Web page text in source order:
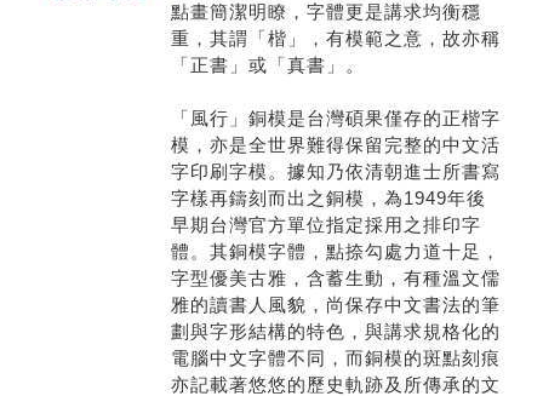
點畫簡潔明瞭，字體更是講求均衡穩
重，其謂「楷」，有模範之意，故亦稱
「正書」或「真書」。
「風行」銅模是台灣碩果僅存的正楷字
模，亦是全世界難得保留完整的中文活
字印刷字模。據知乃依清朝進士所書寫
字樣再鑄刻而出之銅模，為1949年後
早期台灣官方單位指定採用之排印字
體。其銅模字體，點捺勾處力道十足，
字型優美古雅，含蓄生動，有種溫文儒
雅的讀書人風貌，尚保存中文書法的筆
劃與字形結構的特色，與講求規格化的
電腦中文字體不同，而銅模的斑點刻痕
亦記載著悠悠的歷史軌跡及所傳承的文